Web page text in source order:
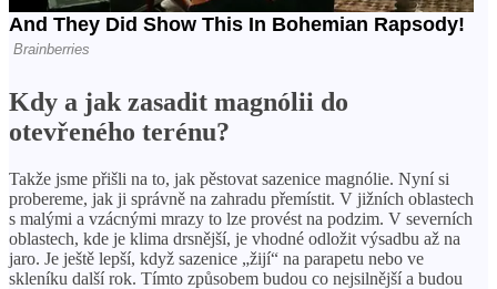
Kdy a jak zasadit magnólii do
otevřeného terénu?
Takže jsme přišli na to, jak pěstovat sazenice magnólie. Nyní si
probereme, jak ji správně na zahradu přemístit. V jižních oblastech
s malými a vzácnými mrazy to lze provést na podzim. V severních
oblastech, kde je klima drsnější, je vhodné odložit výsadbu až na
jaro. Je ještě lepší, když sazenice „žijí“ na parapetu nebo ve
skleníku další rok. Tímto způsobem budou co nejsilnější a budou